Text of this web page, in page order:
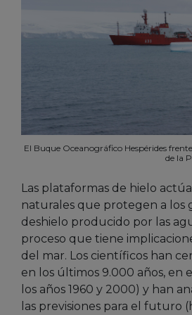
El Buque Oceanográfico Hespérides
de la
Las plataformas de hielo
naturales que protegen a los
deshielo producido por las
proceso que tiene
del mar. Los científicos han
en los últimos 9.000 años, en
los años 1960 y 2000) y han
las previsiones para el futuro